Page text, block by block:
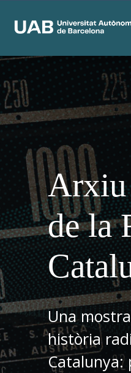
Arxiu
de la
Una
història
Catalunya: